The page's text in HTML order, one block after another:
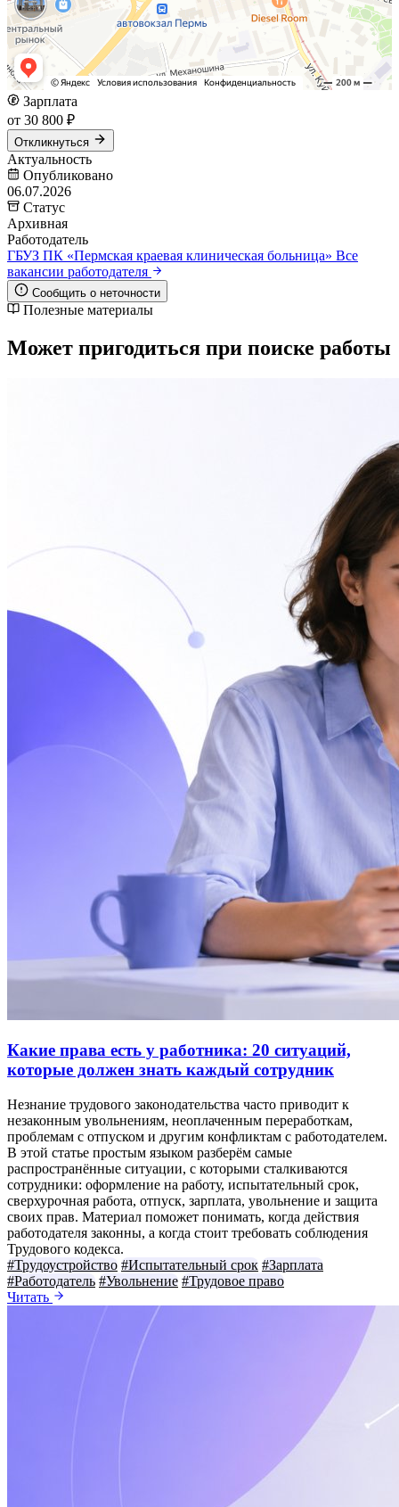
Зарплата
от 30 800 ₽
Откликнуться
Актуальность
Опубликовано
06.07.2026
Статус
Архивная
Работодатель
ГБУЗ ПК «Пермская краевая клиническая больница» Все
вакансии работодателя
Сообщить о неточности
Полезные материалы
Может пригодиться при поиске работы
Какие права есть у работника: 20 ситуаций,
которые должен знать каждый сотрудник
Незнание трудового законодательства часто приводит к
незаконным увольнениям, неоплаченным переработкам,
проблемам с отпуском и другим конфликтам с работодателем.
В этой статье простым языком разберём самые
распространённые ситуации, с которыми сталкиваются
сотрудники: оформление на работу, испытательный срок,
сверхурочная работа, отпуск, зарплата, увольнение и защита
своих прав. Материал поможет понимать, когда действия
работодателя законны, а когда стоит требовать соблюдения
Трудового кодекса.
#Трудоустройство #Испытательный срок #Зарплата
#Работодатель #Увольнение #Трудовое право
Читать